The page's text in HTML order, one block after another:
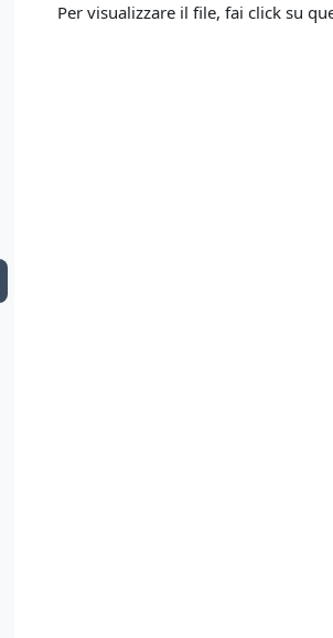
Per visualizzare il file, fai click su